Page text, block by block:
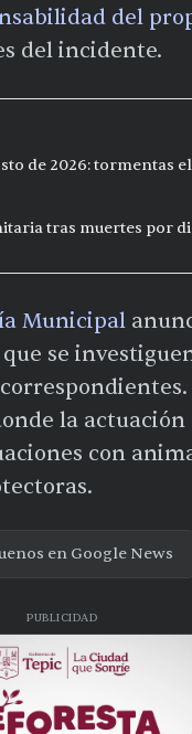
del
del incidente.
de 2026: tormentas
tras muertes por
Municipal
se
la
con
en Google News
PUBLICIDAD